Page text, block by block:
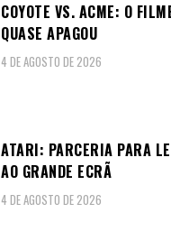
COYOTE VS. ACME: O
QUASE APAGOU
4 DE AGOSTO DE 2026
ATARI: PARCERIA PARA
AO GRANDE ECRÃ
4 DE AGOSTO DE 2026